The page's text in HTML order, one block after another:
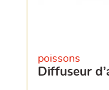
poissons
diffuseur